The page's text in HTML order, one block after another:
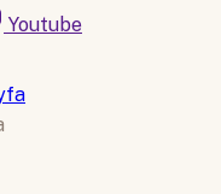
Youtube